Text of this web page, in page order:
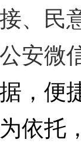
、民
安微
便
依托